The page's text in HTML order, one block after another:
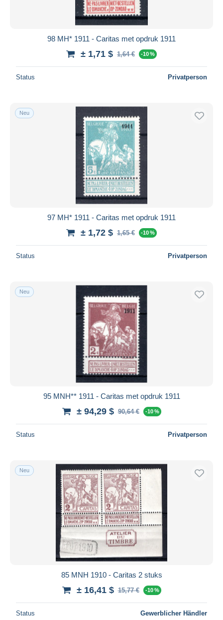
98 MH* 1911 - Caritas met opdruk 1911
± 1,71 $ 1,64 € -10 %
Status Privatperson
Neu
97 MH* 1911 - Caritas met opdruk 1911
± 1,72 $ 1,65 € -10 %
Status Privatperson
Neu
95 MNH** 1911 - Caritas met opdruk 1911
± 94,29 $ 90,64 € -10 %
Status Privatperson
Neu
85 MNH 1910 - Caritas 2 stuks
± 16,41 $ 15,77 € -10 %
Status Gewerblicher Händler